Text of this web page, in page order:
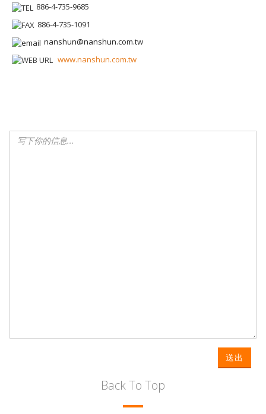
886-4-735-9685
886-4-735-1091
nanshun@nanshun.com.tw
www.nanshun.com.tw
送出
Back To Top